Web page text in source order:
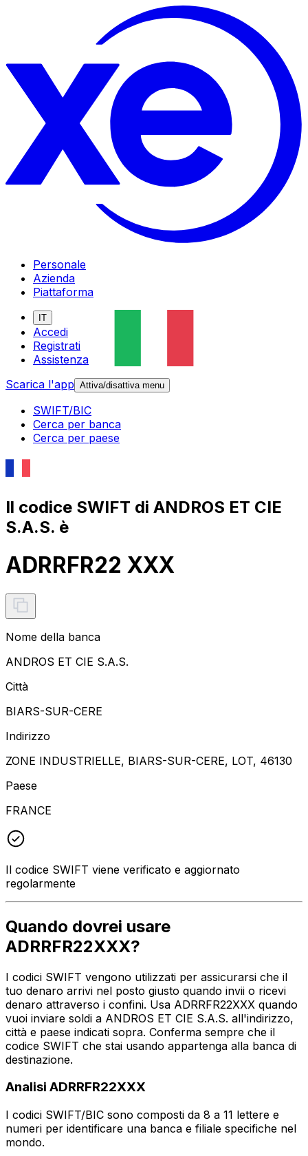
Personale
Azienda
Piattaforma
IT
Accedi
Registrati
Assistenza
Scarica l'app Attiva/disattiva menu
SWIFT/BIC
Cerca per banca
Cerca per paese
Il codice SWIFT di ANDROS ET CIE
S.A.S. è
ADRRFR22 XXX
Nome della banca
ANDROS ET CIE S.A.S.
Città
BIARS-SUR-CERE
Indirizzo
ZONE INDUSTRIELLE, BIARS-SUR-CERE, LOT, 46130
Paese
FRANCE
Il codice SWIFT viene verificato e aggiornato
regolarmente
Quando dovrei usare
ADRRFR22XXX?
I codici SWIFT vengono utilizzati per assicurarsi che il
tuo denaro arrivi nel posto giusto quando invii o ricevi
denaro attraverso i confini. Usa ADRRFR22XXX quando
vuoi inviare soldi a ANDROS ET CIE S.A.S. all'indirizzo,
città e paese indicati sopra. Conferma sempre che il
codice SWIFT che stai usando appartenga alla banca di
destinazione.
Analisi ADRRFR22XXX
I codici SWIFT/BIC sono composti da 8 a 11 lettere e
numeri per identificare una banca e filiale specifiche nel
mondo.